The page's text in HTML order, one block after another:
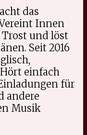
das
Innen
Trost und löst
Seit 2016
einfach
für
andere
Musik